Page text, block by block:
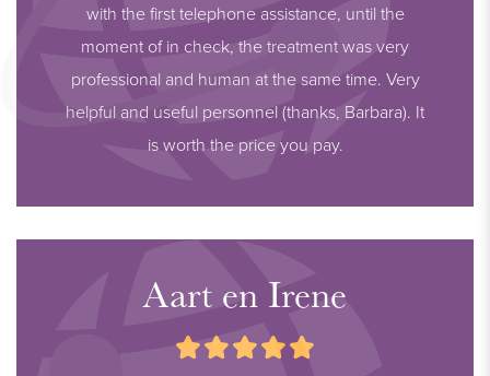
with the first telephone assistance, until the
moment of in check, the treatment was very
professional and human at the same time. Very
helpful and useful personnel (thanks, Barbara). It
is worth the price you pay.
Aart en Irene